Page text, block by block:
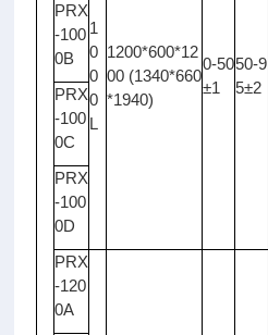
1
0
0
0
L
1200*600*12
00 (1340*660
*1940)
0-50
±1
50-9
5±2
PRX
-100
0B
PRX
-100
0C
PRX
-100
0D
PRX
-120
0A